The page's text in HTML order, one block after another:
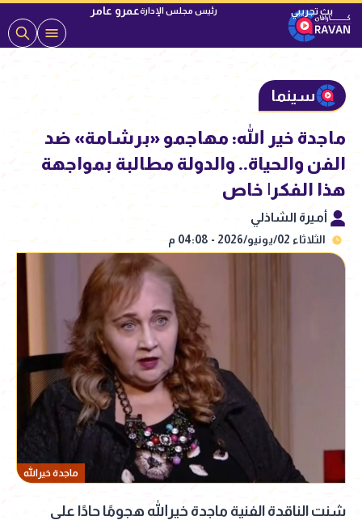
رئيس مجلس الإدارةعمرو عامر
سينما
ماجدة خير الله: مهاجمو «برشامة» ضد
الفن والحياة.. والدولة مطالبة بمواجهة
هذا الفكر| خاص
أميرة الشاذلي
الثلاثاء 02/يونيو/2026 - 04:08 م
ماجدة خيرالله
شنت الناقدة الفنية ماجدة خيرالله هجومًا حادًا على